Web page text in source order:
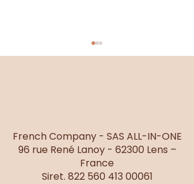
French Company - SAS ALL-IN-ONE
96 rue René Lanoy - 62300 Lens –
France
Siret. 822 560 413 00061